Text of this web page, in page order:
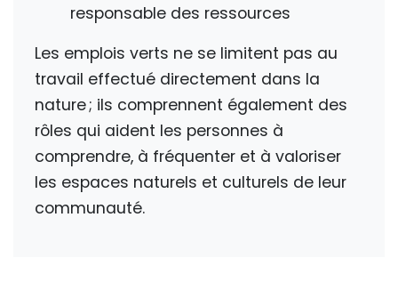
responsable des ressources
Les emplois verts ne se limitent pas au
travail effectué directement dans la
nature ; ils comprennent également des
rôles qui aident les personnes à
comprendre, à fréquenter et à valoriser
les espaces naturels et culturels de leur
communauté.